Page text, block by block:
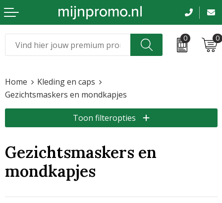
0 0
Kleding & caps
Sportkleding
Tassen en reizen
Beurs en evenementen
Sinterklaas
Voetbal, EK en WK
Home
Kleding en caps
Gezichtsmaskers en mondkapjes
Toon filteropties
Gezichtsmaskers en
mondkapjes